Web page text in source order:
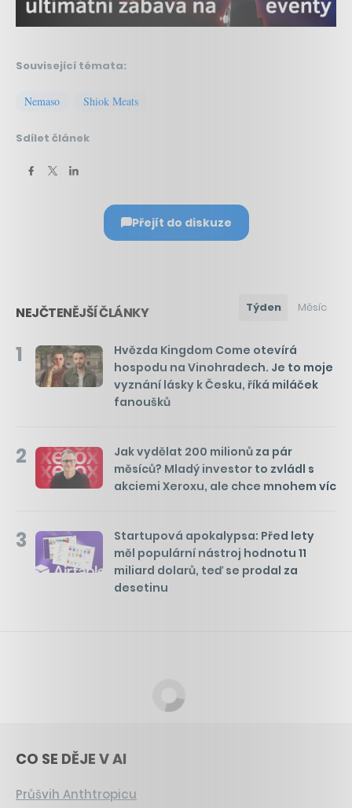
Související témata:
Nemaso Shiok Meats
Sdílet článek
Přejít do diskuze
NEJČTENĚJŠÍ ČLÁNKY Týden Měsíc
1
Hvězda Kingdom Come otevírá
hospodu na Vinohradech. Je to moje
vyznání lásky k Česku, říká miláček
fanoušků
2
Jak vydělat 200 milionů za pár
měsíců? Mladý investor to zvládl s
akciemi Xeroxu, ale chce mnohem víc
3
Startupová apokalypsa: Před lety
měl populární nástroj hodnotu 11
miliard dolarů, teď se prodal za
desetinu
CO SE DĚJE V AI
Průšvih Anthtropicu